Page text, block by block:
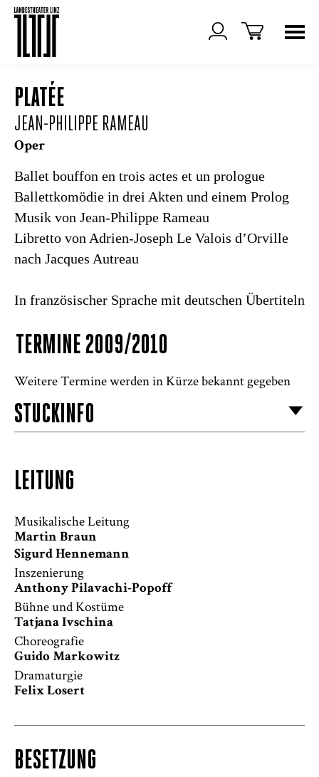
PLATÉE
JEAN-PHILIPPE RAMEAU
Oper
Ballet bouffon en trois actes et un prologue
Ballettkomödie in drei Akten und einem Prolog
Musik von Jean-Philippe Rameau
Libretto von Adrien-Joseph Le Valois d’Orville
nach Jacques Autreau
In französischer Sprache mit deutschen Übertiteln
TERMINE 2009/2010
Weitere Termine werden in Kürze bekannt gegeben
STÜCKINFO
LEITUNG
Musikalische Leitung
Martin Braun
Sigurd Hennemann
Inszenierung
Anthony Pilavachi-Popoff
Bühne und Kostüme
Tatjana Ivschina
Choreografie
Guido Markowitz
Dramaturgie
Felix Losert
BESETZUNG